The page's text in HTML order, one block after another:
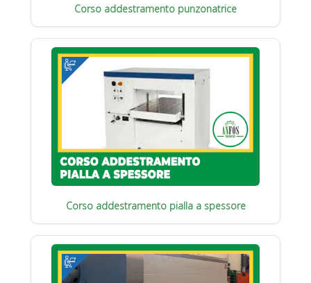
Corso addestramento punzonatrice
Corso addestramento pialla a spessore